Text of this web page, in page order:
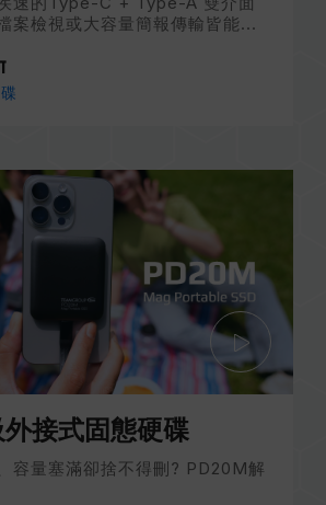
案檢視或大容量簡報傳輸皆能...
外接式固態硬碟
容量塞滿卻捨不得刪? PD20M解